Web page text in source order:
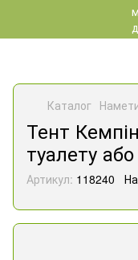
Каталог
Тент
туалету
Артикул: 118240